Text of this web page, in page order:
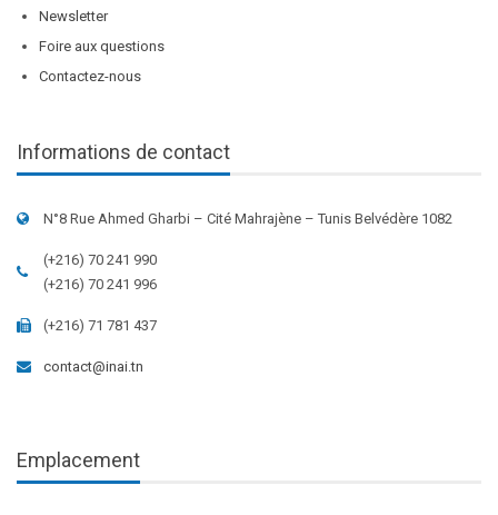
Newsletter
Foire aux questions
Contactez-nous
Informations de contact
N°8 Rue Ahmed Gharbi – Cité Mahrajène – Tunis Belvédère 1082
(+216) 70 241 990
(+216) 70 241 996
(+216) 71 781 437
contact@inai.tn
Emplacement